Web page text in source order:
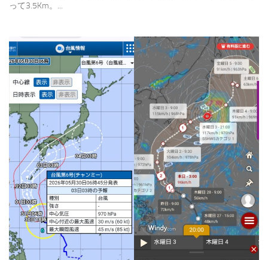
って3.5Km。...